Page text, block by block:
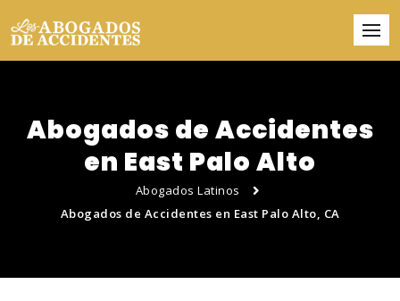
Abogados de Accidentes
en East Palo Alto
Abogados Latinos
Abogados de Accidentes en East Palo Alto, CA